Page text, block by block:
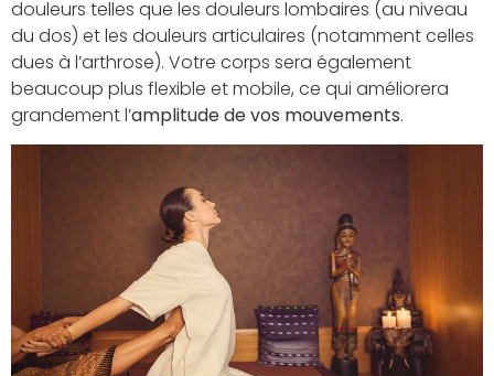
douleurs telles que les douleurs lombaires (au niveau
du dos) et les douleurs articulaires (notamment celles
dues à l’arthrose). Votre corps sera également
beaucoup plus flexible et mobile, ce qui améliorera
grandement l’amplitude de vos mouvements.